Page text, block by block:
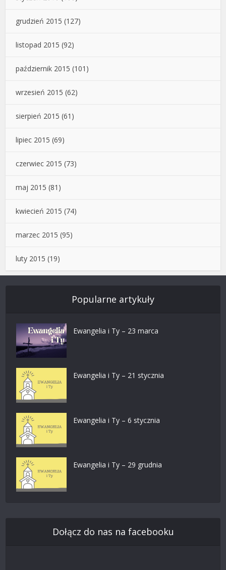
grudzień 2015 (127)
listopad 2015 (92)
październik 2015 (101)
wrzesień 2015 (62)
sierpień 2015 (61)
lipiec 2015 (69)
czerwiec 2015 (73)
maj 2015 (81)
kwiecień 2015 (74)
marzec 2015 (95)
luty 2015 (19)
Popularne artykuły
Ewangelia i Ty – 23 marca
Ewangelia i Ty – 21 stycznia
Ewangelia i Ty – 6 stycznia
Ewangelia i Ty – 29 grudnia
Dołącz do nas na facebooku